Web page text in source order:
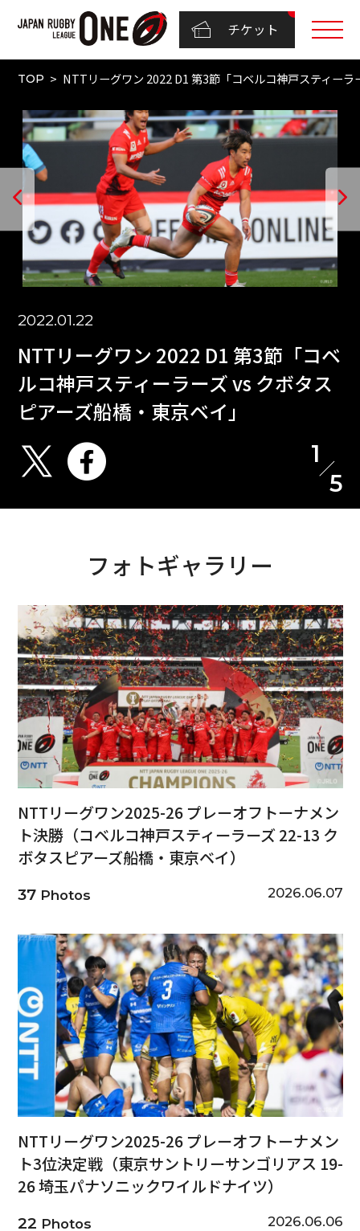
チケット
TOP NTTリーグワン 2022 D1 第3節「コベルコ神戸スティー
2022.01.22
NTTリーグワン 2022 D1 第3節「コベ
ルコ神戸スティーラーズ vs クボタス
ピアーズ船橋・東京ベイ」
1
5
フォトギャラリー
NTTリーグワン2025-26 プレーオフトーナメン
ト決勝（コベルコ神戸スティーラーズ 22-13 ク
ボタスピアーズ船橋・東京ベイ）
37Photos 2026.06.07
NTTリーグワン2025-26 プレーオフトーナメン
ト3位決定戦（東京サントリーサンゴリアス 19-
26 埼玉パナソニックワイルドナイツ）
22 Photos 2026.06.06